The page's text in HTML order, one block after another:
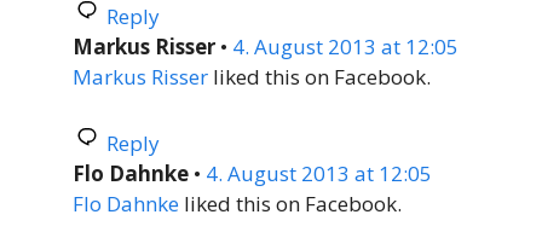
Reply
Markus Risser • 4. August 2013 at 12:05
Markus Risser liked this on Facebook.
Reply
Flo Dahnke • 4. August 2013 at 12:05
Flo Dahnke liked this on Facebook.